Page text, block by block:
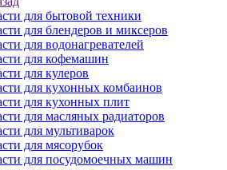
для блендеров и миксеров
для водонагревателей
для кофемашин
для кулеров
для кухонных комбаинов
для кухонных плит
для масляных радиаторов
для мультиварок
для мясорубок
для посудомоечных машин
для пылесосов
для микроволновок (СВЧ)